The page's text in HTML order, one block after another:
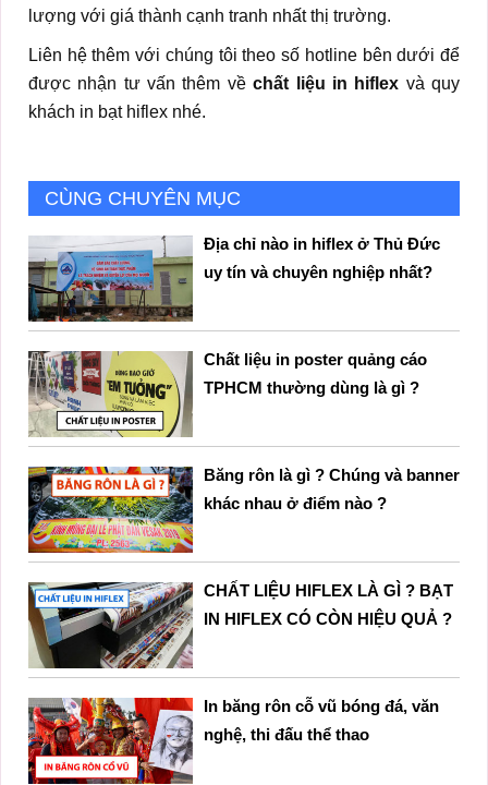
lượng với giá thành cạnh tranh nhất thị trường.
Liên hệ thêm với chúng tôi theo số hotline bên dưới để
được nhận tư vấn thêm vềchất liệu in hiflex và quy
khách in bạt hiflex nhé.
CÙNG CHUYÊN MỤC
Địa chỉ nào in hiflex ở Thủ Đức
uy tín và chuyên nghiệp nhất?
Chất liệu in poster quảng cáo
TPHCM thường dùng là gì ?
Băng rôn là gì ? Chúng và banner
khác nhau ở điểm nào ?
CHẤT LIỆU HIFLEX LÀ GÌ ? BẠT
IN HIFLEX CÓ CÒN HIỆU QUẢ ?
In băng rôn cỗ vũ bóng đá, văn
nghệ, thi đấu thể thao